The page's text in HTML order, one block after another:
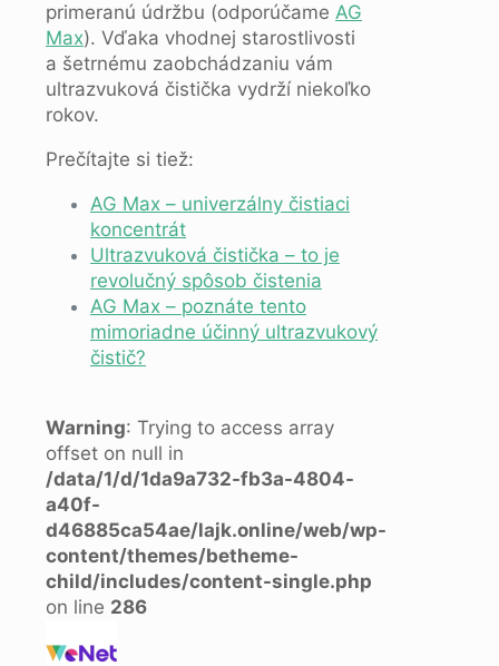
primeranú údržbu (odporúčame AG
Max). Vďaka vhodnej starostlivosti
a šetrnému zaobchádzaniu vám
ultrazvuková čistička vydrží niekoľko
rokov.
Prečítajte si tiež:
AG Max – univerzálny čistiaci
koncentrát
Ultrazvuková čistička – to je
revolučný spôsob čistenia
AG Max – poznáte tento
mimoriadne účinný ultrazvukový
čistič?
Warning: Trying to access array
offset on null in
/data/1/d/1da9a732-fb3a-4804-
a40f-
d46885ca54ae/lajk.online/web/wp-
content/themes/betheme-
child/includes/content-single.php
on line 286